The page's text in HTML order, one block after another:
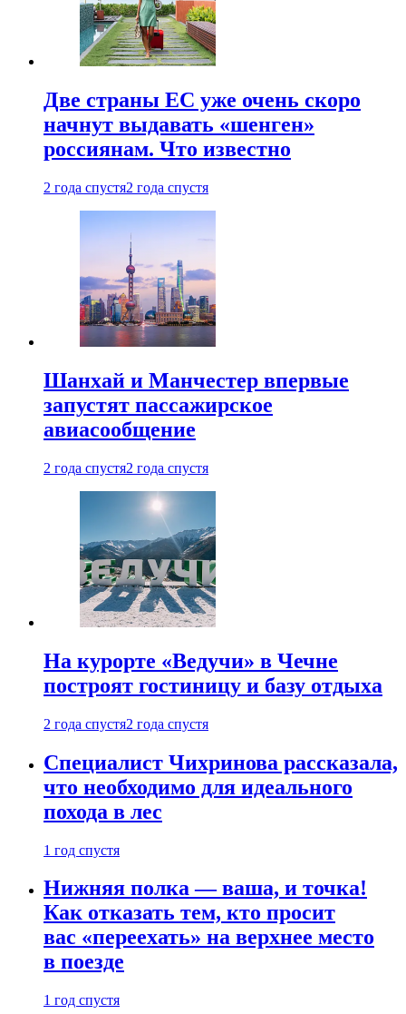
Две страны ЕС уже очень скоро
начнут выдавать «шенген»
россиянам. Что известно
2 года спустя2 года спустя
Шанхай и Манчестер впервые
запустят пассажирское
авиасообщение
2 года спустя2 года спустя
На курорте «Ведучи» в Чечне
построят гостиницу и базу отдыха
2 года спустя2 года спустя
Специалист Чихринова рассказала,
что необходимо для идеального
похода в лес
1 год спустя
Нижняя полка — ваша, и точка!
Как отказать тем, кто просит
вас «переехать» на верхнее место
в поезде
1 год спустя